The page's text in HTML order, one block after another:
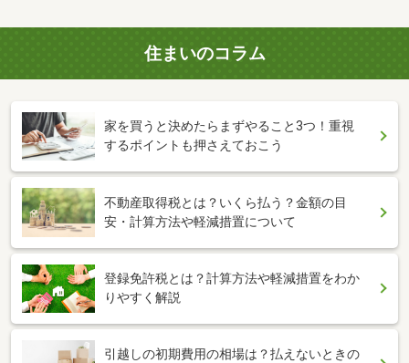
住まいのコラム
家を買うと決めたらまずやること3つ！重視
するポイントも押さえておこう
不動産取得税とは？いくら払う？金額の目
安・計算方法や軽減措置について
登録免許税とは？計算方法や軽減措置をわか
りやすく解説
引越しの初期費用の相場は？払えないときの